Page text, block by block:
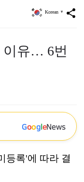
share
Korean ▼
이유… 6번
GoogleNews
등록'에 따라 결